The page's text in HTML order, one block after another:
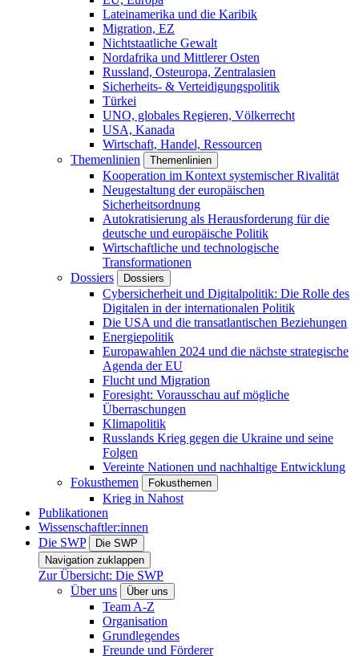
Lateinamerika und die Karibik
Migration, EZ
Nichtstaatliche Gewalt
Nordafrika und Mittlerer Osten
Russland, Osteuropa, Zentralasien
Sicherheits- & Verteidigungspolitik
Türkei
UNO, globales Regieren, Völkerrecht
USA, Kanada
Wirtschaft, Handel, Ressourcen
Themenlinien
Themenlinien
Kooperation im Kontext systemischer Rivalität
Neugestaltung der europäischen
Sicherheitsordnung
Autokratisierung als Herausforderung für die
deutsche und europäische Politik
Wirtschaftliche und technologische
Transformationen
Dossiers
Dossiers
Cybersicherheit und Digitalpolitik: Die Rolle des
Digitalen in der internationalen Politik
Die USA und die transatlantischen Beziehungen
Energiepolitik
Europawahlen 2024 und die nächste strategische
Agenda der EU
Flucht und Migration
Foresight: Vorausschau auf mögliche
Überraschungen
Klimapolitik
Russlands Krieg gegen die Ukraine und seine
Folgen
Vereinte Nationen und nachhaltige Entwicklung
Fokusthemen
Fokusthemen
Krieg in Nahost
Publikationen
Wissenschaftler:innen
Die SWP
Die SWP
Navigation zuklappen
Zur Übersicht: Die SWP
Über uns
Über uns
Team A-Z
Organisation
Grundlegendes
Freunde und Förderer